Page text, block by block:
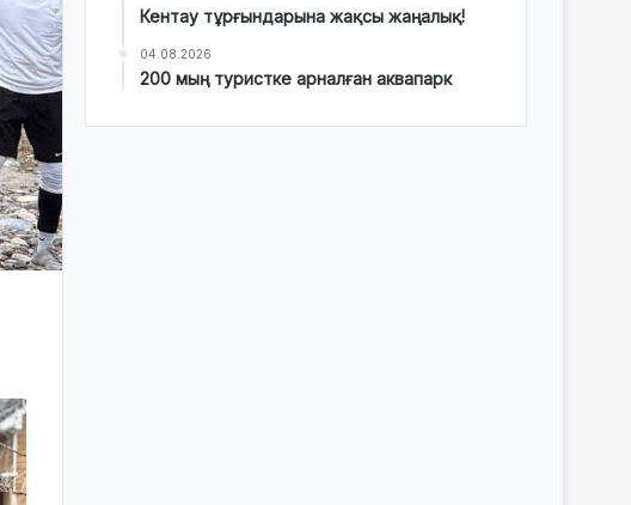
Кентау тұрғындарына жақсы жаңалық!
04.08.2026
200 мың туристке арналған аквапарк